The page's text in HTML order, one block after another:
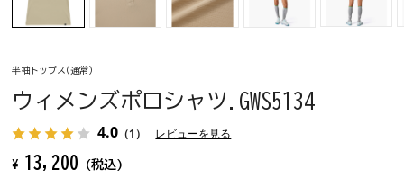
半袖トップス(通常)
ウィメンズポロシャツ.GWS5134
4.0 （1） レビューを見る
¥ 13,200 (税込)